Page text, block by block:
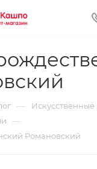
— Искусственные
—
Романовский